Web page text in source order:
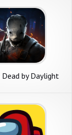
Dead by Daylight